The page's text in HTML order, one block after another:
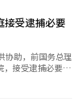
接受逮捕必要
协助，前国务总理
，接受逮捕必要性